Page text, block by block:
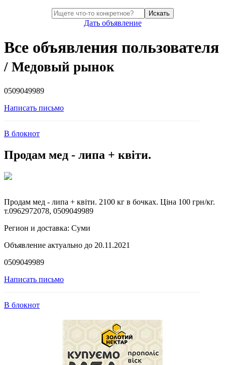
Искать
Дать объявление
Все объявления пользователя
/ Медовый рынок
0509049989
Написать письмо
В блокнот
Продам мед - липа + квіти.
Продам мед - липа + квіти. 2100 кг в бочках. Ціна 100 грн/кг.
т.0962972078, 0509049989
Регион и доставка: Суми
Объявление актуально до 20.11.2021
0509049989
Написать письмо
В блокнот